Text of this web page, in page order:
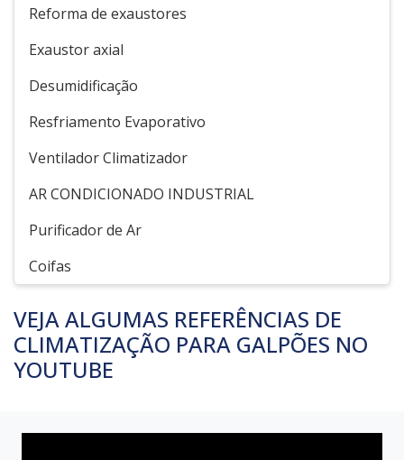
Reforma de exaustores
Exaustor axial
Desumidificação
Resfriamento Evaporativo
Ventilador Climatizador
AR CONDICIONADO INDUSTRIAL
Purificador de Ar
Coifas
VEJA ALGUMAS REFERÊNCIAS DE
CLIMATIZAÇÃO PARA GALPÕES NO
YOUTUBE